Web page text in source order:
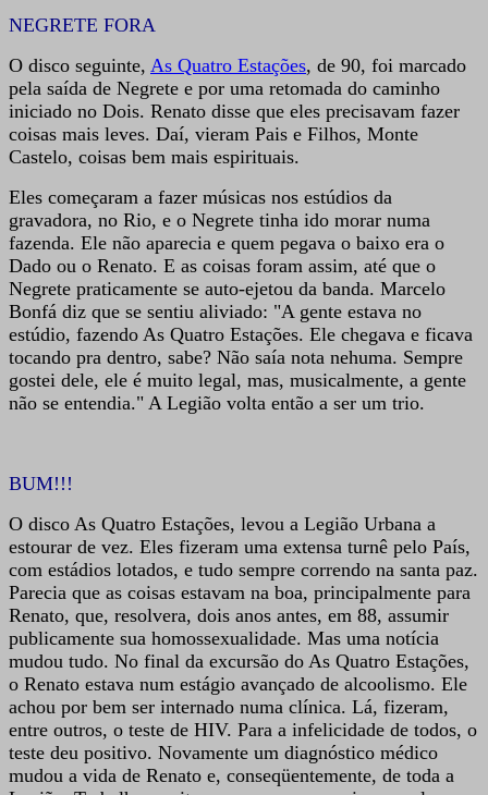
NEGRETE FORA
O disco seguinte, As Quatro Estações, de 90, foi marcado
pela saída de Negrete e por uma retomada do caminho
iniciado no Dois. Renato disse que eles precisavam fazer
coisas mais leves. Daí, vieram Pais e Filhos, Monte
Castelo, coisas bem mais espirituais.
Eles começaram a fazer músicas nos estúdios da
gravadora, no Rio, e o Negrete tinha ido morar numa
fazenda. Ele não aparecia e quem pegava o baixo era o
Dado ou o Renato. E as coisas foram assim, até que o
Negrete praticamente se auto-ejetou da banda. Marcelo
Bonfá diz que se sentiu aliviado: "A gente estava no
estúdio, fazendo As Quatro Estações. Ele chegava e ficava
tocando pra dentro, sabe? Não saía nota nehuma. Sempre
gostei dele, ele é muito legal, mas, musicalmente, a gente
não se entendia." A Legião volta então a ser um trio.
BUM!!!
O disco As Quatro Estações, levou a Legião Urbana a
estourar de vez. Eles fizeram uma extensa turnê pelo País,
com estádios lotados, e tudo sempre correndo na santa paz.
Parecia que as coisas estavam na boa, principalmente para
Renato, que, resolvera, dois anos antes, em 88, assumir
publicamente sua homossexualidade. Mas uma notícia
mudou tudo. No final da excursão do As Quatro Estações,
o Renato estava num estágio avançado de alcoolismo. Ele
achou por bem ser internado numa clínica. Lá, fizeram,
entre outros, o teste de HIV. Para a infelicidade de todos, o
teste deu positivo. Novamente um diagnóstico médico
mudou a vida de Renato e, conseqüentemente, de toda a